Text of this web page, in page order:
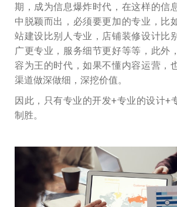
期，成为信息爆炸时代，在这样的信
中脱颖而出，必须要更加的专业，比
站建设比别人专业，店铺装修设计比
广更专业，服务细节更好等等，此外
容为王的时代，如果不懂内容运营，
渠道做深做细，深挖价值。
因此，只有专业的开发+专业的设计+
制胜。